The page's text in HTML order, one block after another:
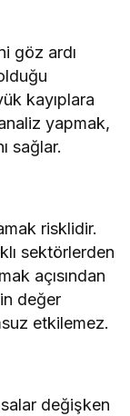
göz ardı
kayıplara
yapmak,
sağlar.
risklidir.
sektörlerden
açısından
değer
etkilemez.
değişken